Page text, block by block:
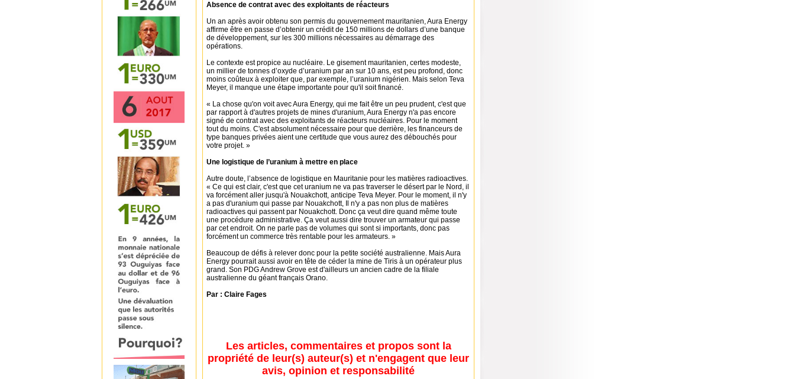
Absence de contrat avec des exploitants de réacteurs
Un an après avoir obtenu son permis du gouvernement mauritanien, Aura Energy
affirme être en passe d’obtenir un crédit de 150 millions de dollars d’une banque
de développement, sur les 300 millions nécessaires au démarrage des
opérations.
Le contexte est propice au nucléaire. Le gisement mauritanien, certes modeste,
un millier de tonnes d’oxyde d’uranium par an sur 10 ans, est peu profond, donc
moins coûteux à exploiter que, par exemple, l’uranium nigérien. Mais selon Teva
Meyer, il manque une étape importante pour qu'il soit financé.
« La chose qu'on voit avec Aura Energy, qui me fait être un peu prudent, c'est que
par rapport à d'autres projets de mines d'uranium, Aura Energy n'a pas encore
signé de contrat avec des exploitants de réacteurs nucléaires. Pour le moment
tout du moins. C'est absolument nécessaire pour que derrière, les financeurs de
type banques privées aient une certitude que vous aurez des débouchés pour
votre projet. »
Une logistique de l’uranium à mettre en place
Autre doute, l’absence de logistique en Mauritanie pour les matières radioactives.
« Ce qui est clair, c'est que cet uranium ne va pas traverser le désert par le Nord, il
va forcément aller jusqu'à Nouakchott, anticipe Teva Meyer. Pour le moment, il n'y
a pas d'uranium qui passe par Nouakchott, Il n'y a pas non plus de matières
radioactives qui passent par Nouakchott. Donc ça veut dire quand même toute
une procédure administrative. Ça veut aussi dire trouver un armateur qui passe
par cet endroit. On ne parle pas de volumes qui sont si importants, donc pas
forcément un commerce très rentable pour les armateurs. »
Beaucoup de défis à relever donc pour la petite société australienne. Mais Aura
Energy pourrait aussi avoir en tête de céder la mine de Tiris à un opérateur plus
grand. Son PDG Andrew Grove est d'ailleurs un ancien cadre de la filiale
australienne du géant français Orano.
Par : Claire Fages
Les articles, commentaires et propos sont la
propriété de leur(s) auteur(s) et n'engagent que leur
avis, opinion et responsabilité